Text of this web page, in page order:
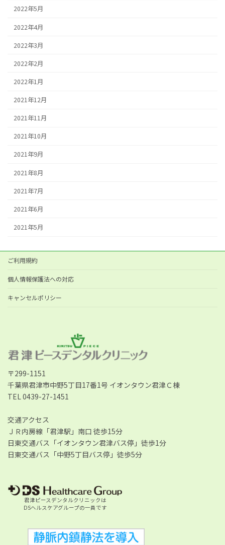
2022年5月
2022年4月
2022年3月
2022年2月
2022年1月
2021年12月
2021年11月
2021年10月
2021年9月
2021年8月
2021年7月
2021年6月
2021年5月
ご利用規約
個人情報保護法への対応
キャンセルポリシー
〒299-1151
千葉県君津市中野5丁目17番1号 イオンタウン君津Ｃ棟
TEL 0439-27-1451
交通アクセス
ＪＲ内房線「君津駅」南口 徒歩15分
日東交通バス「イオンタウン君津バス停」徒歩1分
日東交通バス「中野5丁目バス停」徒歩5分
君津ピースデンタルクリニックは
DSヘルスケアグループの一員です